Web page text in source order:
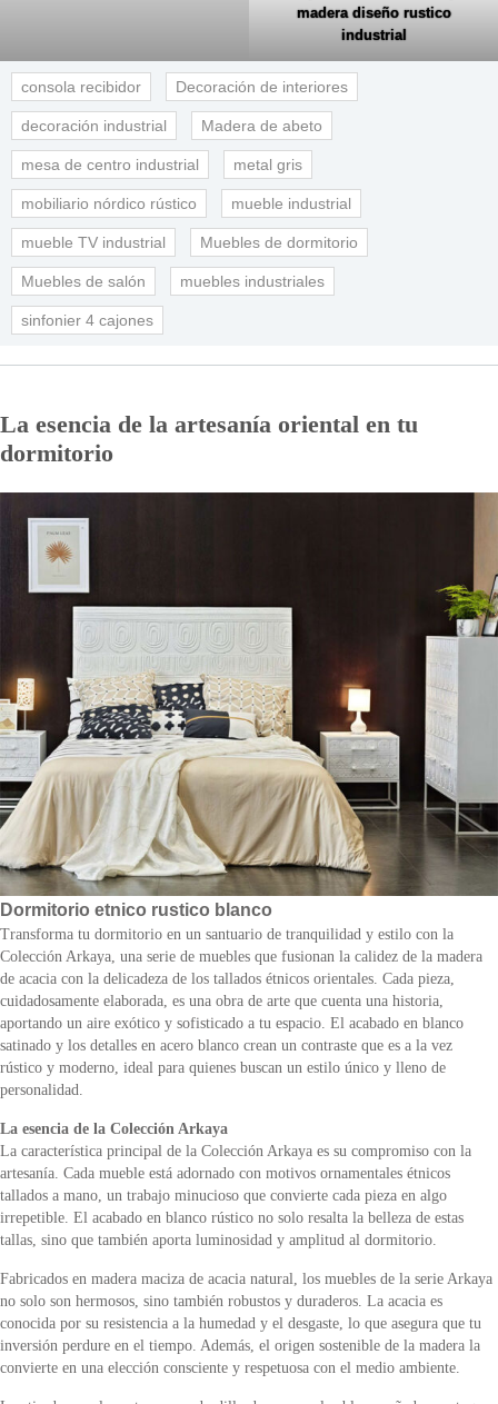
madera diseño rustico
industrial
consola recibidor Decoración de interiores
decoración industrial Madera de abeto
mesa de centro industrial metal gris
mobiliario nórdico rústico mueble industrial
mueble TV industrial Muebles de dormitorio
Muebles de salón muebles industriales
sinfonier 4 cajones
La esencia de la artesanía oriental en tu
dormitorio
Dormitorio etnico rustico blanco
Transforma tu dormitorio en un santuario de tranquilidad y estilo con la
Colección Arkaya, una serie de muebles que fusionan la calidez de la madera
de acacia con la delicadeza de los tallados étnicos orientales. Cada pieza,
cuidadosamente elaborada, es una obra de arte que cuenta una historia,
aportando un aire exótico y sofisticado a tu espacio. El acabado en blanco
satinado y los detalles en acero blanco crean un contraste que es a la vez
rústico y moderno, ideal para quienes buscan un estilo único y lleno de
personalidad.
La esencia de la Colección Arkaya
La característica principal de la Colección Arkaya es su compromiso con la
artesanía. Cada mueble está adornado con motivos ornamentales étnicos
tallados a mano, un trabajo minucioso que convierte cada pieza en algo
irrepetible. El acabado en blanco rústico no solo resalta la belleza de estas
tallas, sino que también aporta luminosidad y amplitud al dormitorio.
Fabricados en madera maciza de acacia natural, los muebles de la serie Arkaya
no solo son hermosos, sino también robustos y duraderos. La acacia es
conocida por su resistencia a la humedad y el desgaste, lo que asegura que tu
inversión perdure en el tiempo. Además, el origen sostenible de la madera la
convierte en una elección consciente y respetuosa con el medio ambiente.